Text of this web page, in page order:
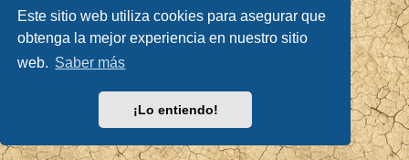
Este sitio web utiliza cookies para asegurar que
obtenga la mejor experiencia en nuestro sitio
web. Saber más
¡Lo entiendo!